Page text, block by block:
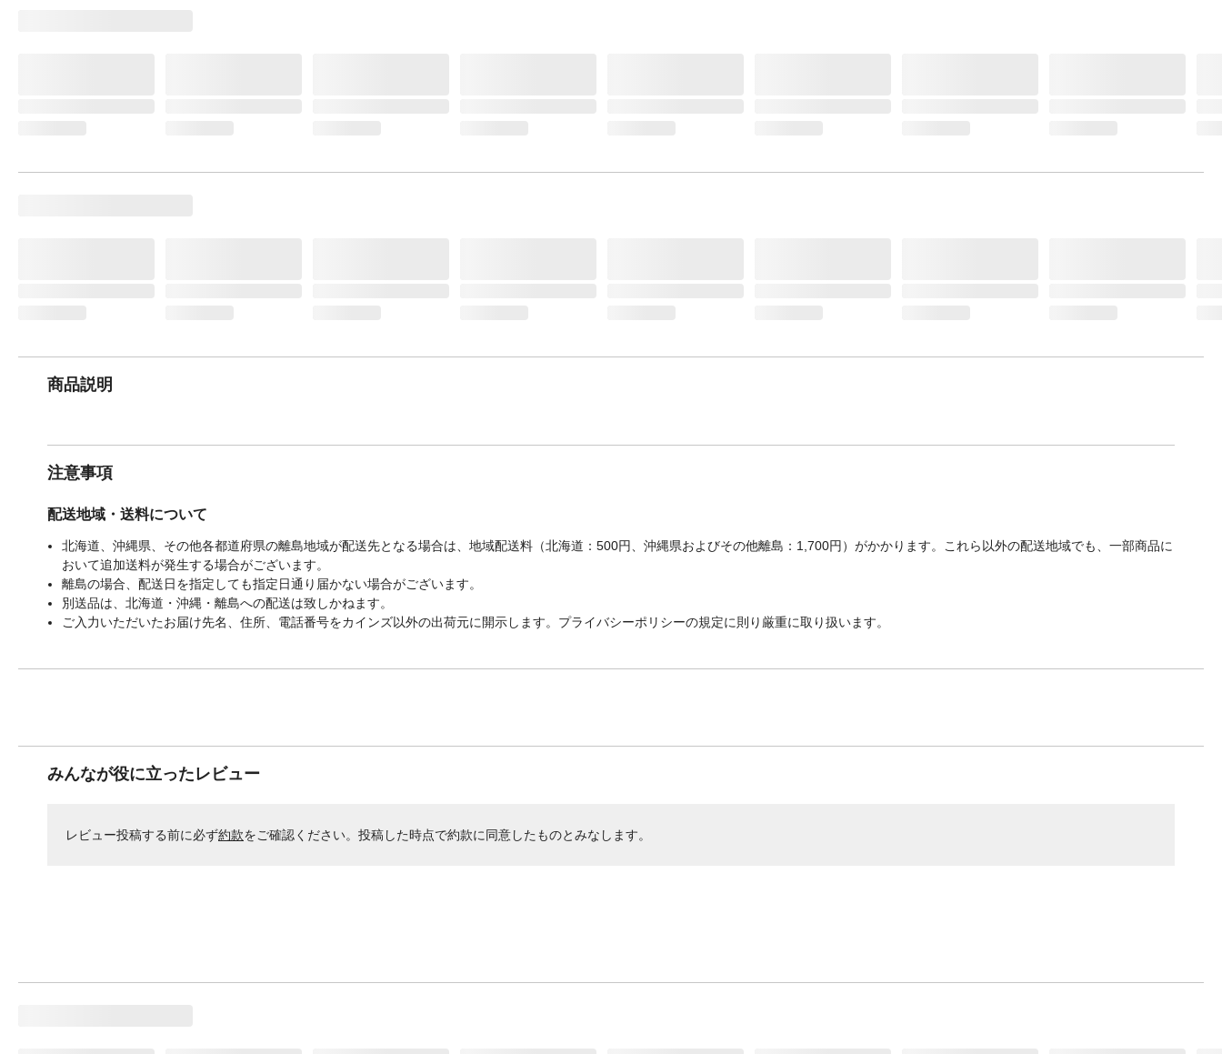
商品説明
注意事項
配送地域・送料について
北海道、沖縄県、その他各都道府県の離島地域が配送先となる場合は、地域配送料（北海道：500円、沖縄県およびその他離島：1,700円）がかかります。これら以外の配送地域でも、一部商品に
おいて追加送料が発生する場合がございます。
離島の場合、配送日を指定しても指定日通り届かない場合がございます。
別送品は、北海道・沖縄・離島への配送は致しかねます。
ご入力いただいたお届け先名、住所、電話番号をカインズ以外の出荷元に開示します。プライバシーポリシーの規定に則り厳重に取り扱います。
みんなが役に立ったレビュー
レビュー投稿する前に必ず約款をご確認ください。投稿した時点で約款に同意したものとみなします。